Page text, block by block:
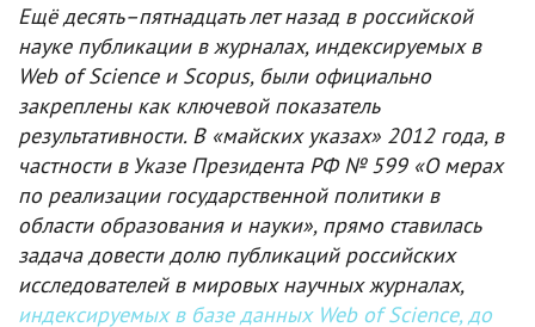
Ещё десять–пятнадцать лет назад в российской
науке публикации в журналах, индексируемых в
Web of Science и Scopus, были официально
закреплены как ключевой показатель
результативности. В «майских указах» 2012 года, в
частности в Указе Президента РФ № 599 «О мерах
по реализации государственной политики в
области образования и науки», прямо ставилась
задача довести долю публикаций российских
исследователей в мировых научных журналах,
индексируемых в базе данных Web of Science, до